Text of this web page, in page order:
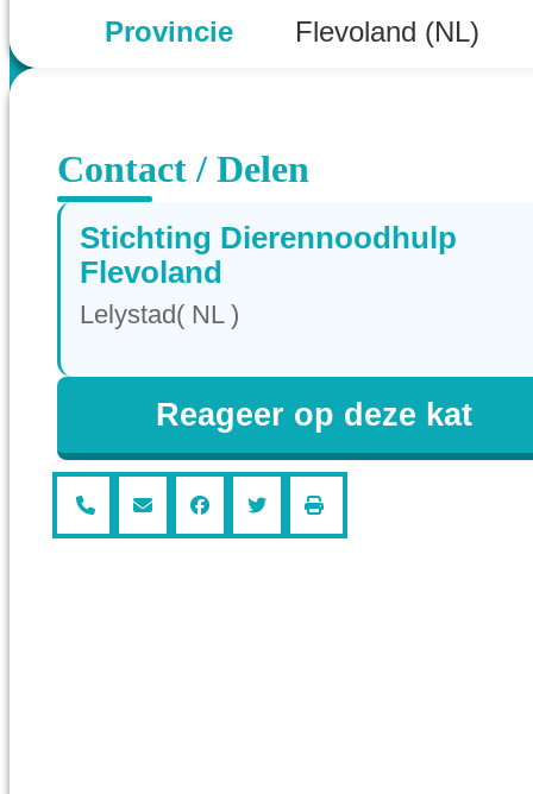
Provincie Flevoland (NL)
Contact / Delen
Stichting Dierennoodhulp
Flevoland
Lelystad( NL )
Reageer op deze kat